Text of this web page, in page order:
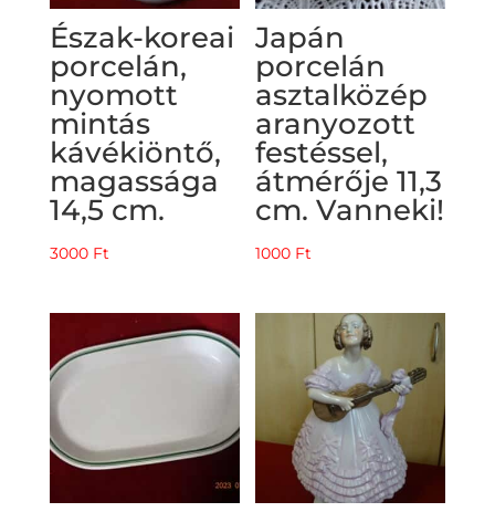
Észak-koreai
porcelán,
nyomott
mintás
kávékiöntő,
magassága
14,5 cm.
3000 Ft
Japán
porcelán
asztalközép
aranyozott
festéssel,
átmérője 11,3
cm. Vanneki!
1000 Ft